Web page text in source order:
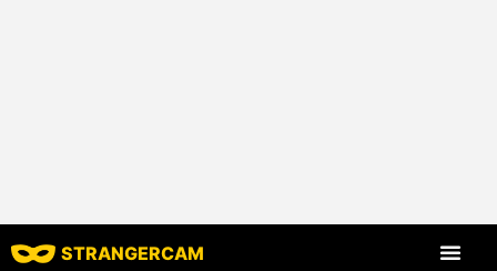
STRANGERCAM